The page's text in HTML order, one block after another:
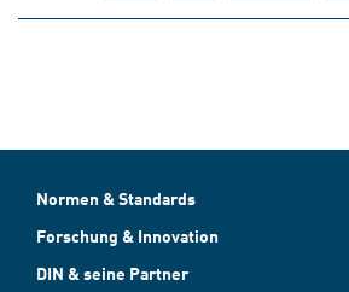
Normen & Standards
Forschung & Innovation
DIN & seine Partner